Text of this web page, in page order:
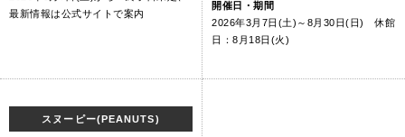
最新情報は公式サイトで案内
開催日・期間
2026年3月7日(土)～8月30日(日) 休館
日：8月18日(火)
スヌーピー(PEANUTS)